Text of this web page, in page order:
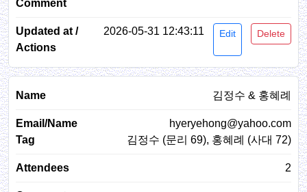
2026-05-31 12:43:11 Edit Delete
김정수 & 홍혜례
hyeryehong@yahoo.com
김정수 (문리 69), 홍혜례 (사대 72)
2